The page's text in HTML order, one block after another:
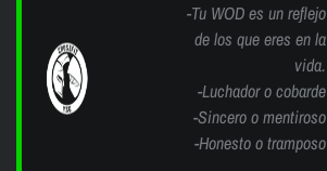
-Tu WOD es un reflejo
de los que eres en la
vida.
-Luchador o cobarde
-Sincero o mentiroso
-Honesto o tramposo